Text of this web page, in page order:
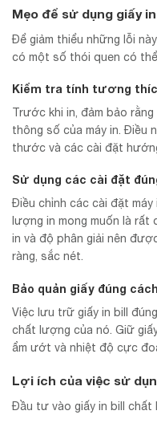
Mẹo để sử dụng giấy
Để giảm thiểu những lỗi
có một số thói quen có
Kiểm tra tính tương
Trước khi in, đảm bảo
thông số của máy in. Điều
thước và các cài đặt
Sử dụng các cài đặt
Điều chỉnh các cài đặt
lượng in mong muốn là
in và độ phân giải nên
ràng, sắc nét.
Bảo quản giấy đúng cách
Việc lưu trữ giấy in bill
chất lượng của nó. Giữ
ẩm ướt và nhiệt độ cực
Lợi ích của việc sử
Đầu tư vào giấy in bill chất